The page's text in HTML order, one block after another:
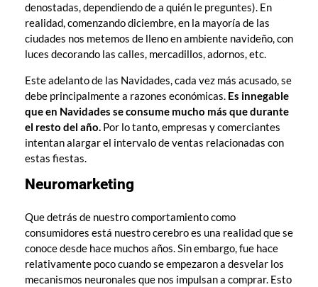
denostadas, dependiendo de a quién le preguntes). En
realidad, comenzando diciembre, en la mayoría de las
ciudades nos metemos de lleno en ambiente navideño, con
luces decorando las calles, mercadillos, adornos, etc.
Este adelanto de las Navidades, cada vez más acusado, se
debe principalmente a razones económicas. Es innegable
que en Navidades se consume mucho más que durante
el resto del año. Por lo tanto, empresas y comerciantes
intentan alargar el intervalo de ventas relacionadas con
estas fiestas.
Neuromarketing
Que detrás de nuestro comportamiento como
consumidores está nuestro cerebro es una realidad que se
conoce desde hace muchos años. Sin embargo, fue hace
relativamente poco cuando se empezaron a desvelar los
mecanismos neuronales que nos impulsan a comprar. Esto